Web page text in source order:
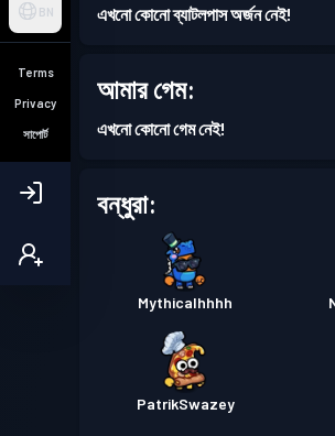
BN
Terms
Privacy
সাপোর্ট
এখনো কোনো ব্যাটলপাস অর্জন নেই!
আমার গেম:
এখনো কোনো গেম নেই!
বন্ধুরা:
Mythicalhhhh
PatrikSwazey